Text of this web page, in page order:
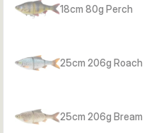
18cm 80g Perch
25cm 206g Roach
25cm 206g Bream